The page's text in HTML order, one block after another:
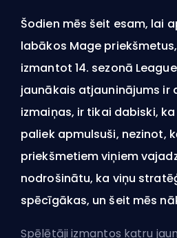
Šodien mēs šeit esam, lai
labākos Mage
izmantot 14. sezonā
jaunākais atjauninājums ir
izmaiņas, ir tikai dabiski,
paliek apmulsuši, nezinot,
priekšmetiem viņiem
nodrošinātu, ka viņu
spēcīgākas, un šeit mēs
Spēlētāji izmantos katru